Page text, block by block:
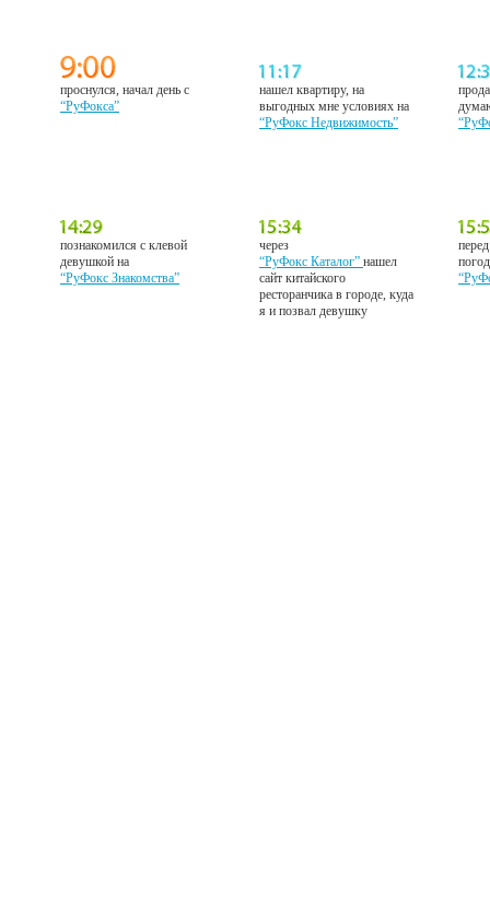
проснулся, начал день с
“РуФокса”
нашел квартиру, на
выгодных мне условиях на
“РуФокс Недвижимость”
познакомился с клевой
девушкой на
“РуФокс Знакомства”
через
“РуФокс Каталог”нашел
сайт китайского
ресторанчика в городе, куда
я и позвал девушку